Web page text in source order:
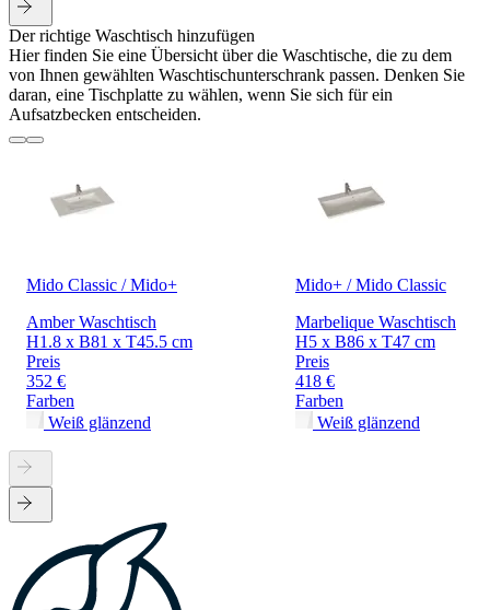
Der richtige Waschtisch hinzufügen
Hier finden Sie eine Übersicht über die Waschtische, die zu dem
von Ihnen gewählten Waschtischunterschrank passen. Denken Sie
daran, eine Tischplatte zu wählen, wenn Sie sich für ein
Aufsatzbecken entscheiden.
Mido Classic / Mido+
Amber Waschtisch
H1.8 x B81 x T45.5 cm
Preis
352 €
Farben
Weiß glänzend
Mido+ / Mido Classic
Marbelique Waschtisch
H5 x B86 x T47 cm
Preis
418 €
Farben
Weiß glänzend